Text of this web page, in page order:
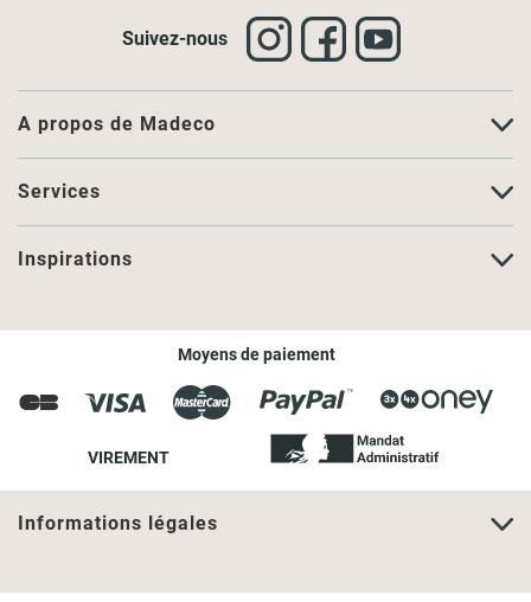
A propos de Madeco
Services
Inspirations
Suivez-nous
Moyens de paiement
VIREMENT
Informations légales